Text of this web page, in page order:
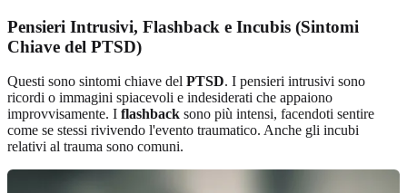
Pensieri Intrusivi, Flashback e Incubis (Sintomi
Chiave del PTSD)
Questi sono sintomi chiave del PTSD. I pensieri intrusivi sono
ricordi o immagini spiacevoli e indesiderati che appaiono
improvvisamente. I flashback sono più intensi, facendoti sentire
come se stessi rivivendo l'evento traumatico. Anche gli incubi
relativi al trauma sono comuni.